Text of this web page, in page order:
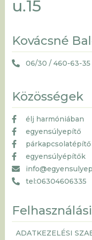
u.15
Kovácsné
06/30 / 460-63-35
Közösségek
élj harmóniában
egyensúlyepítő
párkapcsolatépítő
egyensúlyépítők
tel:06304606335
ADATKEZELÉSI